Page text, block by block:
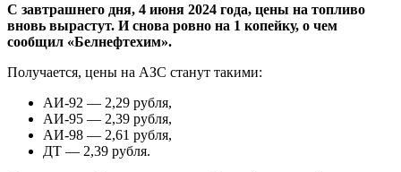
С завтрашнего дня, 4 июня 2024 года, цены на топливо
вновь вырастут. И снова ровно на 1 копейку, о чем
сообщил «Белнефтехим».
Получается, цены на АЗС станут такими:
АИ-92 — 2,29 рубля,
АИ-95 — 2,39 рубля,
АИ-98 — 2,61 рубля,
ДТ — 2,39 рубля.